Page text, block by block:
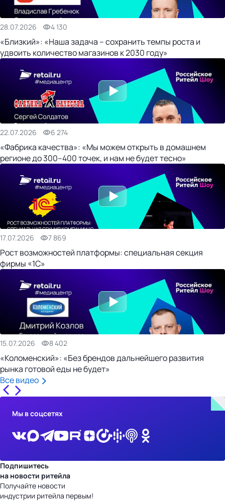
28.07.2026 4 130
«Близкий»: «Наша задача – сохранить темпы роста и
удвоить количество магазинов к 2030 году»
22.07.2026 6 274
«Фабрика качества»: «Мы можем открыть в домашнем
регионе до 300–400 точек, и нам не будет тесно»
17.07.2026 7 869
Рост возможностей платформы: специальная секция
фирмы «1С»
15.07.2026 8 402
«Коломенский»: «Без брендов дальнейшего развития
рынка готовой еды не будет»
Все видео
Мы в соцсетях
Подпишитесь
на новости ритейла
Получайте новости
индустрии ритейла первым!